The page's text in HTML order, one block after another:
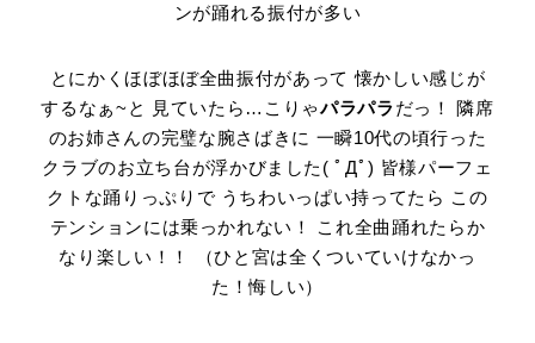
ンが踊れる振付が多い
とにかくほぼほぼ全曲振付があって 懐かしい感じが
するなぁ~と 見ていたら…こりゃパラパラだっ！ 隣席
のお姉さんの完璧な腕さばきに 一瞬10代の頃行った
クラブのお立ち台が浮かびました( ﾟДﾟ) 皆様パーフェ
クトな踊りっぷりで うちわいっぱい持ってたら この
テンションには乗っかれない！ これ全曲踊れたらか
なり楽しい！！ （ひと宮は全くついていけなかっ
た！悔しい）